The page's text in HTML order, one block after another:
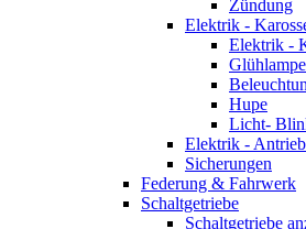
Zündung
Elektrik -
Elektrik -
Hupe
Licht-
Elektrik -
Sicherungen
Federung & Fahrwerk
Schaltgetriebe
Schaltgetriebe